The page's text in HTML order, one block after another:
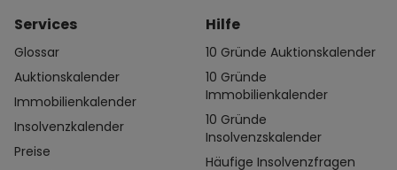
Services
Glossar
Auktionskalender
Immobilienkalender
Insolvenzkalender
Preise
Hilfe
10 Gründe Auktionskalender
10 Gründe
Immobilienkalender
10 Gründe
Insolvenzskalender
Häufige Insolvenzfragen